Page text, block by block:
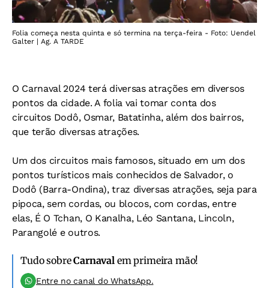
Folia começa nesta quinta e só termina na terça-feira - Foto: Uendel
Galter | Ag. A TARDE
O Carnaval 2024 terá diversas atrações em diversos
pontos da cidade. A folia vai tomar conta dos
circuitos Dodô, Osmar, Batatinha, além dos bairros,
que terão diversas atrações.
Um dos circuitos mais famosos, situado em um dos
pontos turísticos mais conhecidos de Salvador, o
Dodô (Barra-Ondina), traz diversas atrações, seja para
pipoca, sem cordas, ou blocos, com cordas, entre
elas, É O Tchan, O Kanalha, Léo Santana, Lincoln,
Parangolé e outros.
Tudo sobreCarnavalem primeira mão!
Entre no canal do WhatsApp.